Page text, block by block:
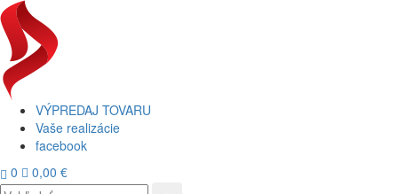
VÝPREDAJ TOVARU
Vaše realizácie
facebook
0 0,00 €